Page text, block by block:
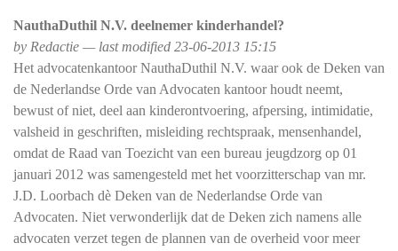
NauthaDuthil N.V. deelnemer kinderhandel?
by Redactie — last modified 23-06-2013 15:15
Het advocatenkantoor NauthaDuthil N.V. waar ook de Deken van
de Nederlandse Orde van Advocaten kantoor houdt neemt,
bewust of niet, deel aan kinderontvoering, afpersing, intimidatie,
valsheid in geschriften, misleiding rechtspraak, mensenhandel,
omdat de Raad van Toezicht van een bureau jeugdzorg op 01
januari 2012 was samengesteld met het voorzitterschap van mr.
J.D. Loorbach dè Deken van de Nederlandse Orde van
Advocaten. Niet verwonderlijk dat de Deken zich namens alle
advocaten verzet tegen de plannen van de overheid voor meer